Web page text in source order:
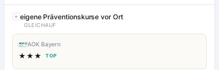
eigene Präventionskurse vor Ort
GLEICHAUF
AOK Bayern
★★★ TOP